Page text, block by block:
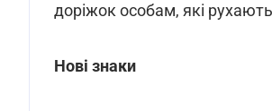
доріжок особам, які
Нові знаки